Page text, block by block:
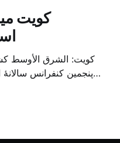
کویت
کویت: الشرق الأوسط
پنجمین کنفرانس
متخصص از شرکت‌های